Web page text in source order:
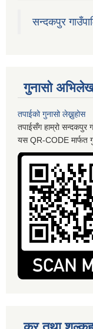
सन्दकपुर
गुनासो
तपाईको गुनासो लेख्नुहोस
तपाईसँग हाम्रो सन्दकपुर
यस QR-CODE मार्फत